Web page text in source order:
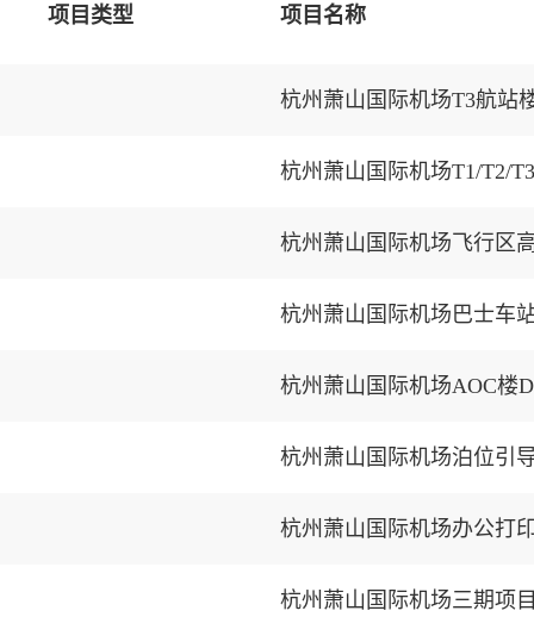
项目类型 项目名称
杭州萧山国际机场T3航站
杭州萧山国际机场T1/T2/
杭州萧山国际机场巴士车
杭州萧山国际机场AOC楼
杭州萧山国际机场泊位引
杭州萧山国际机场办公打
杭州萧山国际机场三期项